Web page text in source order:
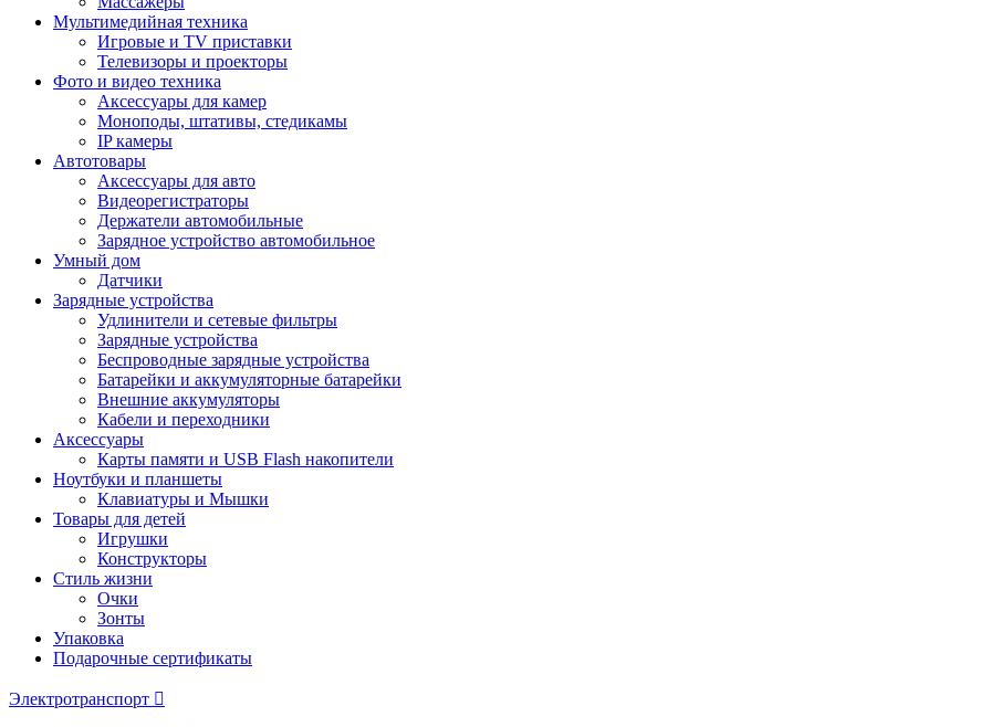
Мультимедийная техника
Игровые и TV приставки
Телевизоры и проекторы
Фото и видео техника
Аксессуары для камер
Моноподы, штативы, стедикамы
IP камеры
Автотовары
Аксессуары для авто
Видеорегистраторы
Держатели автомобильные
Зарядное устройство автомобильное
Умный дом
Датчики
Зарядные устройства
Удлинители и сетевые фильтры
Зарядные устройства
Беспроводные зарядные устройства
Батарейки и аккумуляторные батарейки
Внешние аккумуляторы
Кабели и переходники
Аксессуары
Карты памяти и USB Flash накопители
Ноутбуки и планшеты
Клавиатуры и Мышки
Товары для детей
Игрушки
Конструкторы
Стиль жизни
Очки
Зонты
Упаковка
Подарочные сертификаты
Электротранспорт